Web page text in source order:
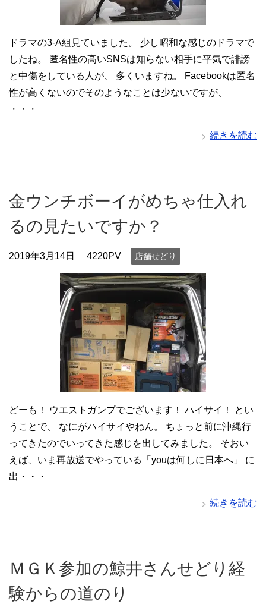
ドラマの3-A組見ていました。 少し昭和な感じのドラマで
したね。 匿名性の高いSNSは知らない相手に平気で誹謗
と中傷をしている人が、 多くいますね。 Facebookは匿名
性が高くないのでそのようなことは少ないですが、
・・・
続きを読む
金ウンチボーイがめちゃ仕入れ
るの見たいですか？
2019年3月14日 4220PV 店舗せどり
どーも！ ウエストガンプでございます！ ハイサイ！ とい
うことで、 なにがハイサイやねん。 ちょっと前に沖縄行
ってきたのでいってきた感じを出してみました。 そおい
えば、いま再放送でやっている「youは何しに日本へ」 に
出・・・
続きを読む
ＭＧＫ参加の鯨井さんせどり経
験からの道のり